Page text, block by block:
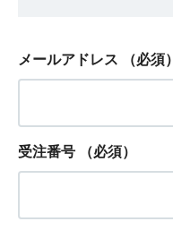
メールアドレス （必須）
受注番号 （必須）